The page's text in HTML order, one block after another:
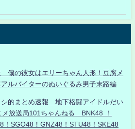
僕の彼女はエリーちゃん人形！豆腐メ
ルバイターのぬいぐるみ男子末路編
的まとめ速報 地下格闘アイドルだい
放送局101ちゃんねる BNK48 ！
！SGO48！GNZ48！STU48！SKE48